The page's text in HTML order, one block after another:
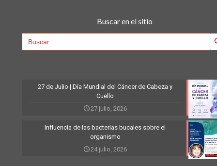
Buscar en el sitio
Search
27 de Julio | Día Mundial del Cáncer de Cabeza y
Cuello
27 julio, 2026
Influencia de las bacterias bucales sobre el
organismo
24 julio, 2026